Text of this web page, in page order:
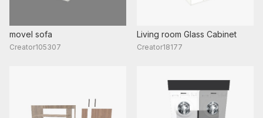
movel sofa
Creator105307
Living room Glass Cabinet
Creator18177